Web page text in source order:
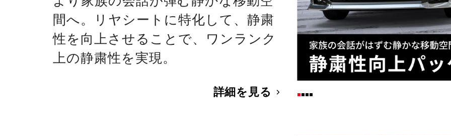
間へ。リヤシートに特化して、静粛
性を向上させることで、ワンランク
上の静粛性を実現。
詳細を見る